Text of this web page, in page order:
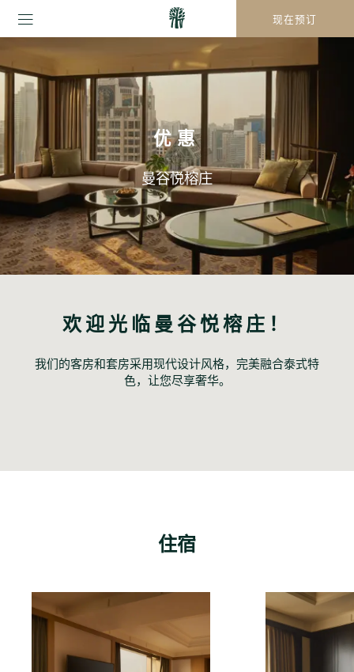
现在预订
优惠
曼谷悦榕庄
欢迎光临曼谷悦榕庄！
我们的客房和套房采用现代设计风格，完美融合泰式特
色，让您尽享奢华。
住宿